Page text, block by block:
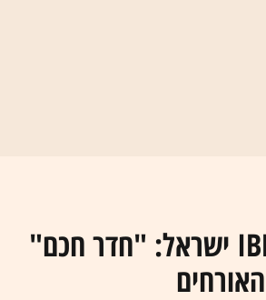
פיתוח של IBM ישראל: "חדר חכם"